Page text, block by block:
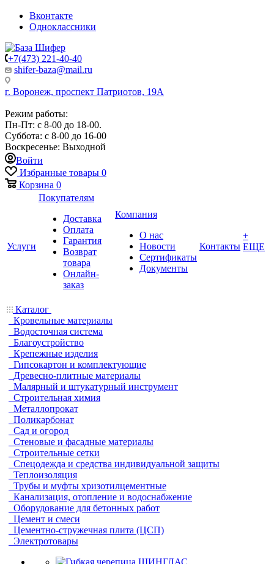
Вконтакте
Одноклассники
+7(473) 221-40-40
shifer-baza@mail.ru
г. Воронеж, проспект Патриотов, 19А
Режим работы:
Пн-Пт: с 8-00 до 18-00.
Суббота: с 8-00 до 16-00
Воскресенье: Выходной
Войти
Избранные товары 0
Корзина 0
Услуги
Покупателям
Доставка
Оплата
Гарантия
Возврат
товара
Онлайн-
заказ
Компания
О нас
Новости
Сертификаты
Документы
Контакты
+
ЕЩЕ
Каталог
Кровельные материалы
Водосточная система
Благоустройство
Крепежные изделия
Гипсокартон и комплектующие
Древесно-плитные материалы
Малярный и штукатурный инструмент
Строительная химия
Металлопрокат
Поликарбонат
Сад и огород
Стеновые и фасадные материалы
Строительные сетки
Спецодежда и средства индивидуальной защиты
Теплоизоляция
Трубы и муфты хризотилцементные
Канализация, отопление и водоснабжение
Оборудование для бетонных работ
Цемент и смеси
Цементно-стружечная плита (ЦСП)
Электротовары